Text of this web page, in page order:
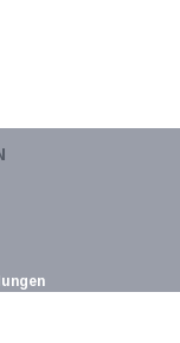
leider nicht mehr